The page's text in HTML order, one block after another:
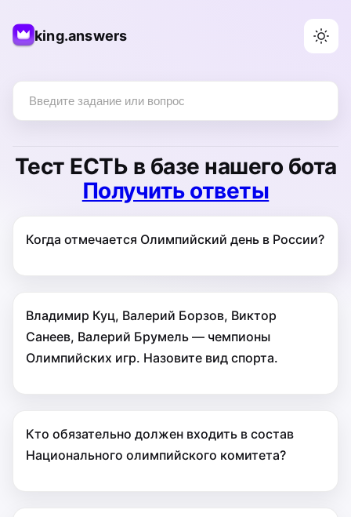
king.answers
Тест ЕСТЬ в базе нашего бота
Получить ответы
Когда отмечается Олимпийский день в России?
Владимир Куц, Валерий Борзов, Виктор
Санеев, Валерий Брумель — чемпионы
Олимпийских игр. Назовите вид спорта.
Кто обязательно должен входить в состав
Национального олимпийского комитета?